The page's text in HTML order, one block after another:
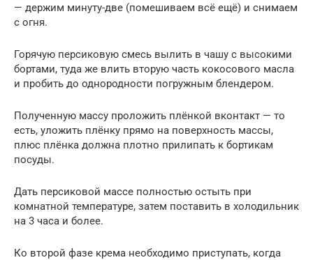
— держим минуту-две (помешиваем всё ещё) и снимаем
с огня.
Горячую персиковую смесь вылить в чашу с высокими
бортами, туда же влить вторую часть кокосового масла
и пробить до однородности погружным блендером.
Полученную массу проложить плёнкой вконтакт — то
есть, уложить плёнку прямо на поверхность массы,
плюс плёнка должна плотно прилипать к бортикам
посуды.
Дать персиковой массе полностью остыть при
комнатной температуре, затем поставить в холодильник
на 3 часа и более.
Ко второй фазе крема необходимо приступать, когда